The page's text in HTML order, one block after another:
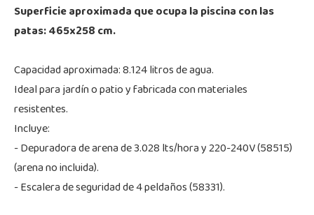
Superficie aproximada que ocupa la piscina con las
patas: 465x258 cm.
Capacidad aproximada: 8.124 litros de agua.
Ideal para jardín o patio y fabricada con materiales
resistentes.
Incluye:
- Depuradora de arena de 3.028 lts/hora y 220-240V (58515)
(arena no incluida).
- Escalera de seguridad de 4 peldaños (58331).